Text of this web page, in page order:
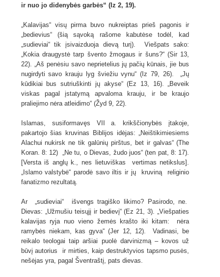
ir nuo jo didenybės garbės“ (Iz 2, 19).
„Kalavijas“ visų pirma buvo nukreiptas prieš pagonis ir
„bedievius“ (šią sąvoką rašome kabutėse todėl, kad
„sudieviai“ tik įsivaizduoja dievą turį). Viešpats sako:
„Kokia draugystė tarp švento žmogaus ir šuns?“ (Sir 13,
22). „Aš penėsiu savo neprietelius jų pačių kūnais, jie bus
nugirdyti savo krauju lyg šviežiu vynu“ (Iz 79, 26). „Jų
kūdikiai bus sutriuškinti jų akyse“ (Ez 13, 16). „Beveik
viskas pagal įstatymą apvaloma krauju, ir be kraujo
praliejimo nėra atleidimo“ (Žyd 9, 22).
Islamas, susiformavęs VII a. krikščionybės įtakoje,
pakartojo šias kruvinas Biblijos idėjas: „Neištikimiesiems
Alachui nukirsk ne tik galūnių pirštus, bet ir galvas“ (The
Koran. 8: 12) „Ne tu, o Dievas, žudo juos“ (ten pat, 8: 17).
[Versta iš anglų k., nes lietuviškas vertimas netikslus].
„Islamo valstybė“ parodė savo iltis ir jų kruviną religinio
fanatizmo rezultatą.
Ar „sudieviai“ išvengs tragiško likimo? Pasirodo, ne.
Dievas: „Užmušiu teisųjį ir bedievį“ (Ez 21, 3). „Viešpaties
kalavijas ryja nuo vieno žemės krašto iki kitam: nėra
ramybės niekam, kas gyva“ (Jer 12, 12). Vadinasi, be
reikalo teologai taip aršiai puolė darvinizmą – kovos už
būvį autorius ir mirties, kaip destruktyvios tapsmo pusės,
nešėjas yra, pagal Šventraštį, pats dievas.